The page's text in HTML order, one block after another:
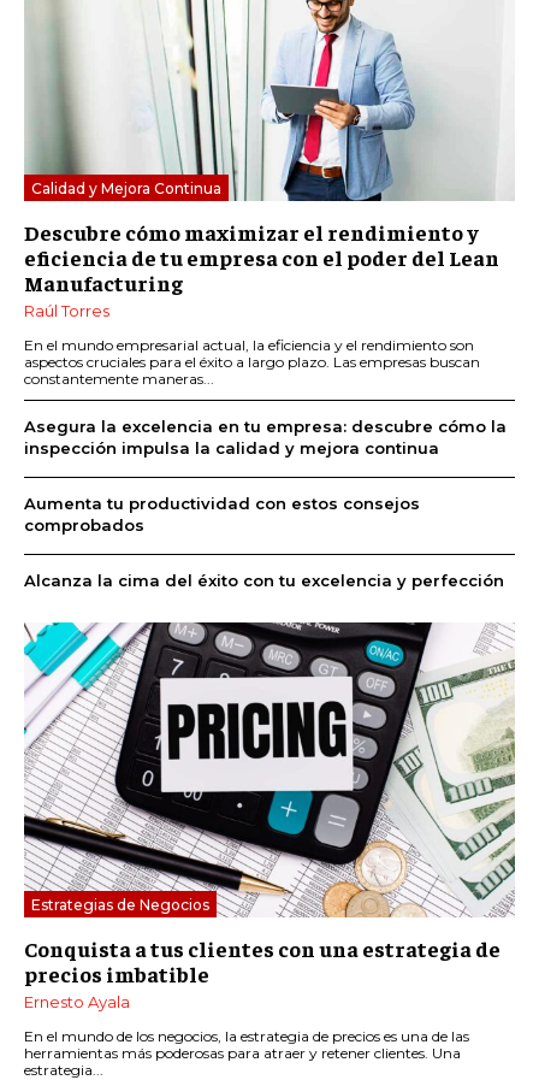
Calidad y Mejora Continua
Descubre cómo maximizar el rendimiento y
eficiencia de tu empresa con el poder del Lean
Manufacturing
Raúl Torres
En el mundo empresarial actual, la eficiencia y el rendimiento son
aspectos cruciales para el éxito a largo plazo. Las empresas buscan
constantemente maneras...
Asegura la excelencia en tu empresa: descubre cómo la
inspección impulsa la calidad y mejora continua
Aumenta tu productividad con estos consejos
comprobados
Alcanza la cima del éxito con tu excelencia y perfección
Estrategias de Negocios
Conquista a tus clientes con una estrategia de
precios imbatible
Ernesto Ayala
En el mundo de los negocios, la estrategia de precios es una de las
herramientas más poderosas para atraer y retener clientes. Una
estrategia...